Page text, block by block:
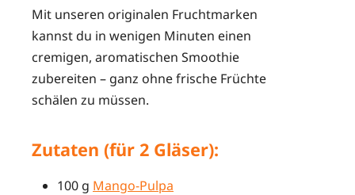
Mit unseren originalen Fruchtmarken
kannst du in wenigen Minuten einen
cremigen, aromatischen Smoothie
zubereiten – ganz ohne frische Früchte
schälen zu müssen.
Zutaten (für 2 Gläser):
100 g Mango-Pulpa